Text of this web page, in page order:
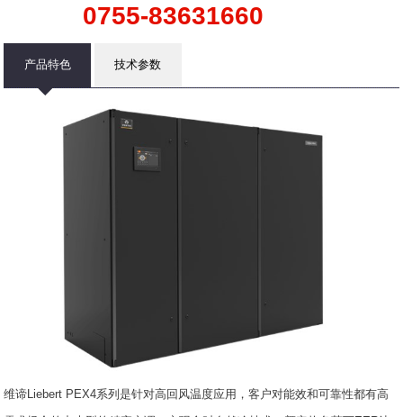
0755-83631660
产品特色 技术参数
维谛Liebert PEX4系列是针对高回风温度应用，客户对能效和可靠性都有高